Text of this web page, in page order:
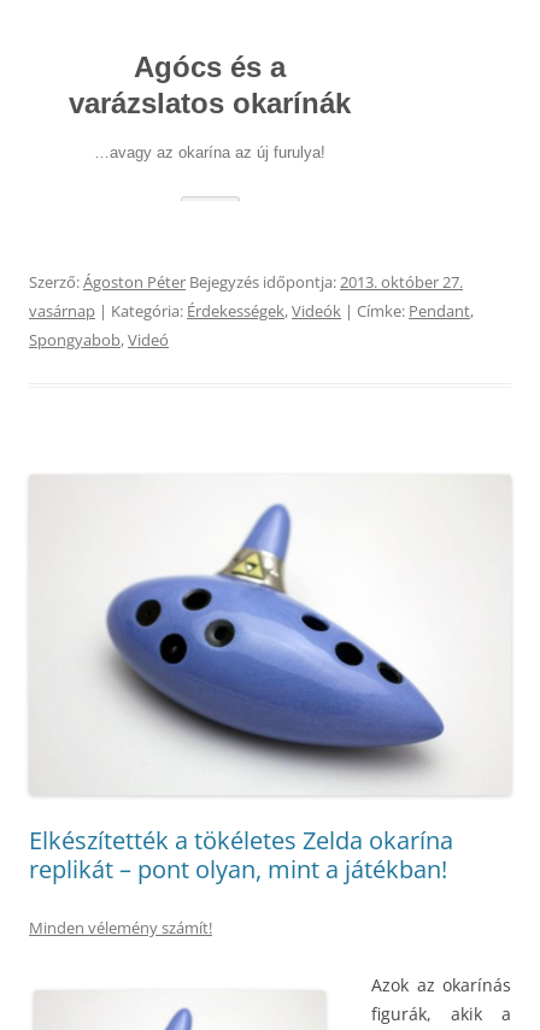
Szerző:Ágoston Péter Bejegyzés időpontja:2013. október 27.
vasárnap | Kategória: Érdekességek,Videók | Címke: Pendant,
Spongyabob,Videó
Elkészítették a tökéletes Zelda okarína
replikát – pont olyan, mint a játékban!
Minden vélemény számít!
Azok az okarínás
figurák, akik a